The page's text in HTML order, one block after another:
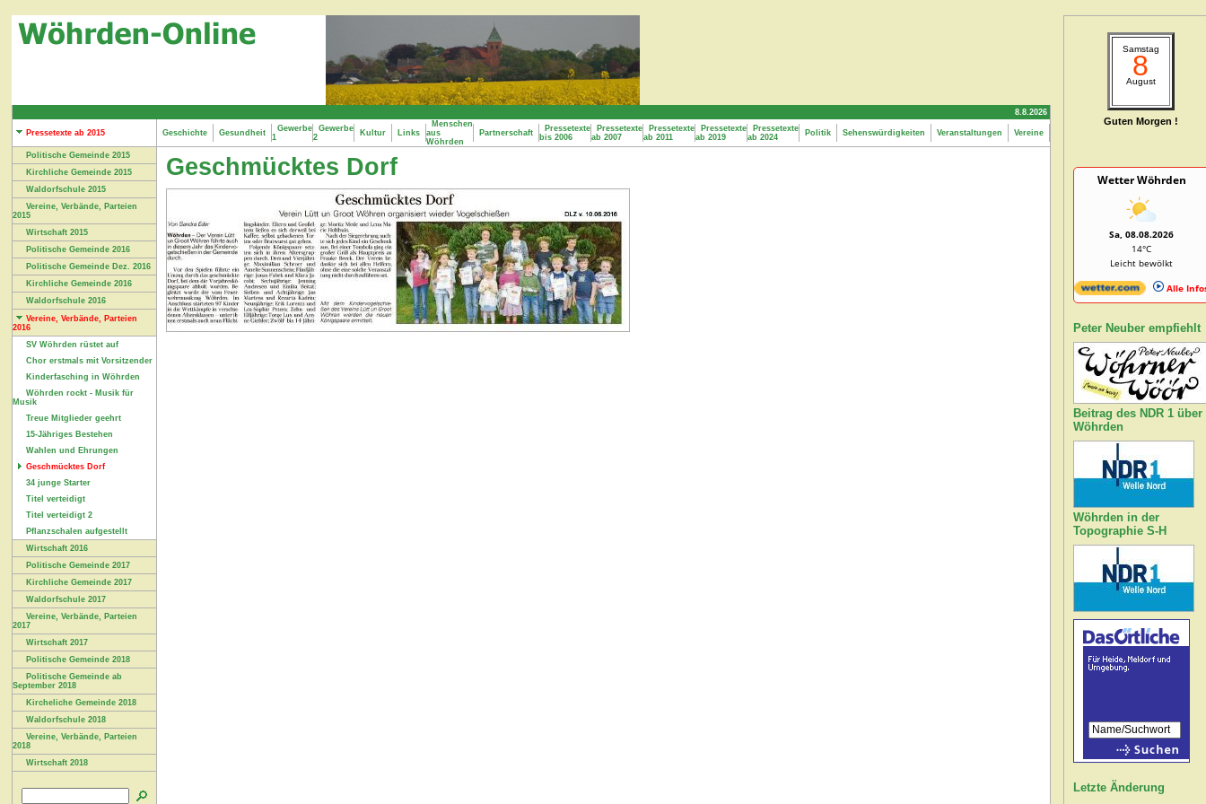
8.8.2026
Pressetexte ab 2015 Geschichte Gesundheit
Gewerbe
1
Gewerbe
2
Kultur Links
Menschen
aus
Wöhrden
Partnerschaft
Pressetexte
bis 2006
Pressetexte
ab 2007
Pressetexte
ab 2011
Pressetexte
ab 2019
Pressetexte
ab 2024
Politik Sehenswürdigkeiten Veranstaltungen Vereine
Politische Gemeinde 2015
Kirchliche Gemeinde 2015
Waldorfschule 2015
Vereine, Verbände, Parteien
2015
Wirtschaft 2015
Politische Gemeinde 2016
Politische Gemeinde Dez. 2016
Kirchliche Gemeinde 2016
Waldorfschule 2016
Vereine, Verbände, Parteien
2016
SV Wöhrden rüstet auf
Chor erstmals mit Vorsitzender
Kinderfasching in Wöhrden
Wöhrden rockt - Musik für
Musik
Treue Mitglieder geehrt
15-Jähriges Bestehen
Wahlen und Ehrungen
Geschmücktes Dorf
34 junge Starter
Titel verteidigt
Titel verteidigt 2
Pflanzschalen aufgestellt
Wirtschaft 2016
Politische Gemeinde 2017
Kirchliche Gemeinde 2017
Waldorfschule 2017
Vereine, Verbände, Parteien
2017
Wirtschaft 2017
Politische Gemeinde 2018
Politische Gemeinde ab
September 2018
Kircheliche Gemeinde 2018
Waldorfschule 2018
Vereine, Verbände, Parteien
2018
Wirtschaft 2018
Geschmücktes Dorf
Samstag
8
August
Guten Morgen !
Wetter Wöhrden
Sa, 08.08.2026
14°C
Leicht bewölkt
Alle
Peter Neuber empfiehlt
Beitrag des NDR 1 über
Wöhrden
Wöhrden in der
Topographie S-H
Letzte Änderung